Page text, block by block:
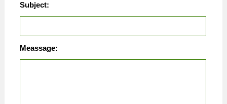
Subject:
Meassage: